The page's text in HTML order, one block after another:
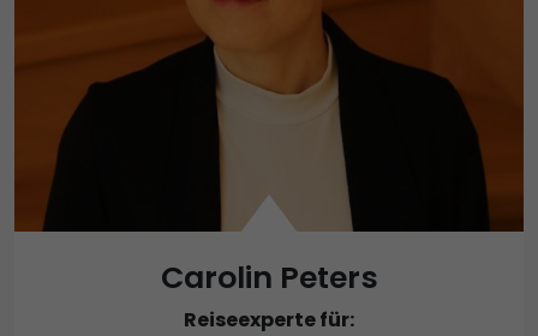
Carolin Peters
Reiseexperte für: